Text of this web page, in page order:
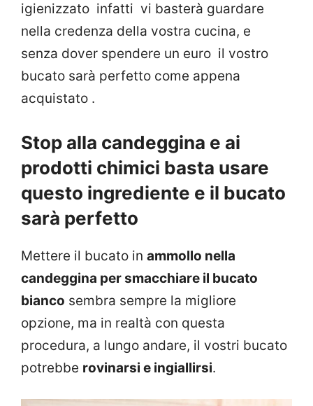
igienizzato infatti vi basterà guardare
nella credenza della vostra cucina, e
senza dover spendere un euro il vostro
bucato sarà perfetto come appena
acquistato .
Stop alla candeggina e ai
prodotti chimici basta usare
questo ingrediente e il bucato
sarà perfetto
Mettere il bucato in ammollo nella
candeggina per smacchiare il bucato
bianco sembra sempre la migliore
opzione, ma in realtà con questa
procedura, a lungo andare, il vostri bucato
potrebbe rovinarsi e ingiallirsi.